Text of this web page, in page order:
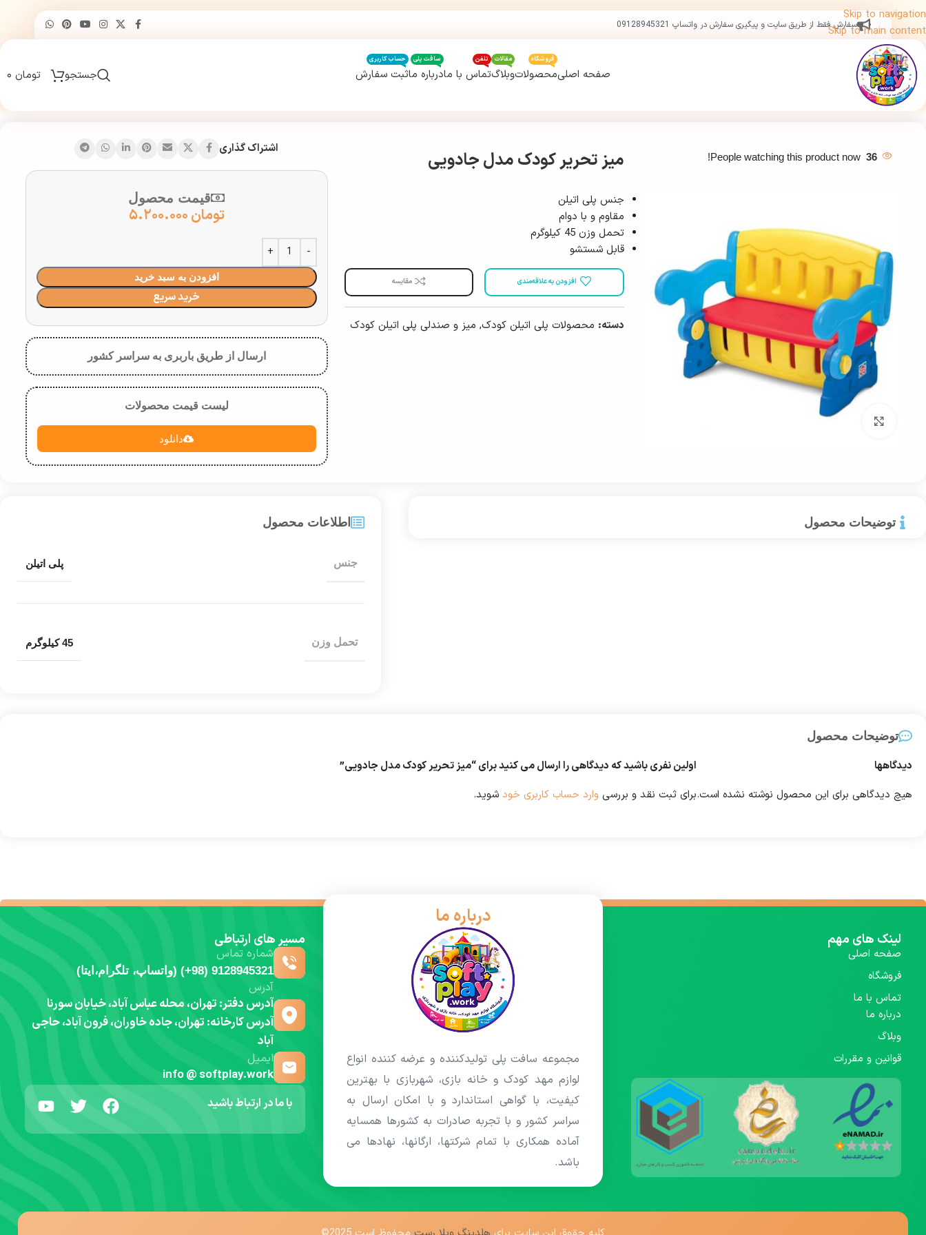
Skip to navigation
Skip to main contentسفارش فقط از طریق سایت و پیگیری سفارش در واتساپ 09128945321
صفحه اصلیمحصولات
فروشگاه
وبلاگ
مقالات
تماس با ما
تلفن
درباره ما
سافت پلی
ثبت سفارش
حساب کاربری
جستجو تومان
36
People watching this product now!
بزرگ نمایی
میز تحریر کودک مدل جادویی
جنس پلی اتیلن
مقاوم و با دوام
تحمل وزن 45 کیلوگرم
قابل شستشو
افزودن به علاقه‌مندی مقایسه
دسته: محصولات پلی اتیلن کودک, میز و صندلی پلی اتیلن کودک
اشتراک گذاری
قیمت محصول
تومان
افزودن به سبد خرید
خرید سریع
ارسال از طریق باربری به سراسر کشور
لیست قیمت محصولات
دانلود
توضیحات محصول اطلاعات محصول
جنس پلی اتیلن
تحمل وزن 45 کیلوگرم
توضیحات محصول
دیدگاهها
هیچ دیدگاهی برای این محصول نوشته نشده است.
اولین نفری باشید که دیدگاهی را ارسال می کنید برای “میز تحریر کودک مدل جادویی”
برای ثبت نقد و بررسی وارد حساب کاربری خود شوید.
لینک های مهم
صفحه اصلی
فروشگاه
تماس با ما
درباره ما
وبلاگ
قوانین و مقررات
درباره ما
مجموعه سافت پلی تولیدکننده و عرضه کننده انواع
لوازم مهد کودک و خانه بازی، شهربازی با بهترین
کیفیت، با گواهی استاندارد و با امکان ارسال به
سراسر کشور و با تجربه صادرات به کشورها همسایه
آماده همکاری با تمام شرکتها، ارگانها، نهادها می
باشد.
مسیر های ارتباطی
شماره تماس
9128945321 (98+) (واتساپ، تلگرام،ایتا)
آدرس
آدرس دفتر: تهران، محله عباس آباد، خیابان سورنا
آدرس کارخانه: تهران، جاده خاوران، فرون آباد، حاجی
آباد
ایمیل
info @ softplay.work
با ما در ارتباط باشید